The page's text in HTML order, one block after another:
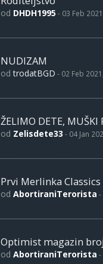
od DHDH1995 - 03 Feb
NUDIZAM
odtrodatBGD - 02 Feb
ŽELIMO DETE, MUŠKI
od Zelisdete33 - 04 Jan
Prvi Merlinka
od AbortiraniTerorista -
Optimist magazin
od AbortiraniTerorista -